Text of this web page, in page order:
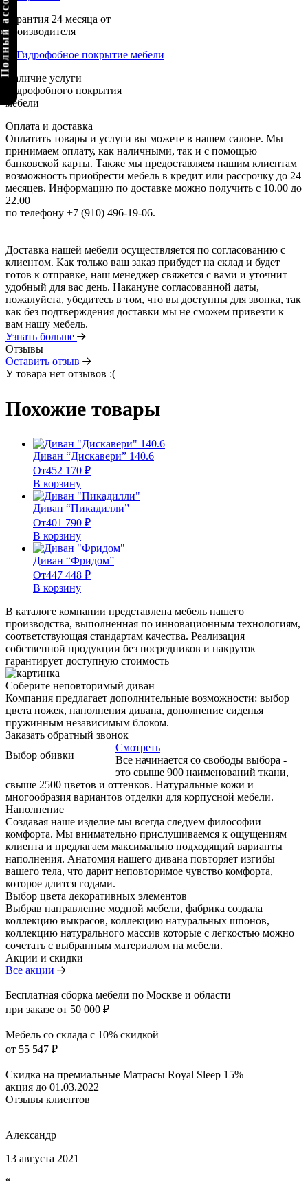
Гарантия 24 месяца от
производителя
Наличие услуги
гидрофобного покрытия
мебели
Оплата и доставка
Оплатить товары и услуги вы можете в нашем салоне. Мы
принимаем оплату, как наличными, так и с помощью
банковской карты. Также мы предоставляем нашим клиентам
возможность приобрести мебель в кредит или рассрочку до 24
месяцев. Информацию по доставке можно получить с 10.00 до
22.00
по телефону +7 (910) 496-19-06.
Доставка нашей мебели осуществляется по согласованию с
клиентом. Как только ваш заказ прибудет на склад и будет
готов к отправке, наш менеджер свяжется с вами и уточнит
удобный для вас день. Накануне согласованной даты,
пожалуйста, убедитесь в том, что вы доступны для звонка, так
как без подтверждения доставки мы не сможем привезти к
вам нашу мебель.
Узнать больше
Отзывы
Оставить отзыв
У товара нет отзывов :(
Похожие товары
Диван “Дискавери” 140.6
От452 170 ₽
В корзину
Диван “Пикадилли”
От401 790 ₽
В корзину
Диван “Фридом”
От447 448 ₽
В корзину
В каталоге компании представлена мебель нашего
производства, выполненная по инновационным технологиям,
соответствующая стандартам качества. Реализация
собственной продукции без посредников и накруток
гарантирует доступную стоимость
Соберите неповторимый диван
Компания предлагает дополнительные возможности: выбор
цвета ножек, наполнения дивана, дополнение сиденья
пружинным независимым блоком.
Заказать обратный звонок
Выбор обивки
Смотреть
Все начинается со свободы выбора -
это свыше 900 наименований ткани,
свыше 2500 цветов и оттенков. Натуральные кожи и
многообразия вариантов отделки для корпусной мебели.
Наполнение
Создавая наше изделие мы всегда следуем философии
комфорта. Мы внимательно прислушиваемся к ощущениям
клиента и предлагаем максимально подходящий варианты
наполнения. Анатомия нашего дивана повторяет изгибы
вашего тела, что дарит неповторимое чувство комфорта,
которое длится годами.
Выбор цвета декоративных элементов
Выбрав направление модной мебели, фабрика создала
коллекцию выкрасов, коллекцию натуральных шпонов,
коллекцию натурального массив которые с легкостью можно
сочетать с выбранным материалом на мебели.
Акции и скидки
Все акции
Бесплатная сборка мебели по Москве и области
при заказе от 50 000 ₽
Мебель со склада с 10% скидкой
от 55 547 ₽
Скидка на премиальные Матрасы Royal Sleep 15%
акция до 01.03.2022
Отзывы клиентов
Александр
13 августа 2021
“